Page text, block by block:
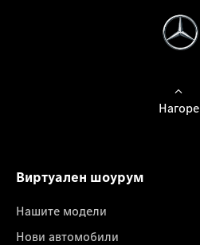
Нагоре
Виртуален шоурум
Нашите модели
Нови автомобили